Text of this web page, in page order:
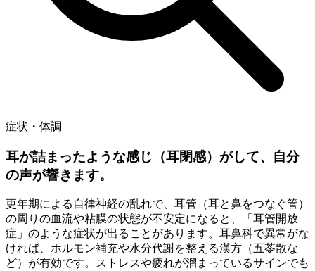
症状・体調
耳が詰まったような感じ（耳閉感）がして、自分
の声が響きます。
更年期による自律神経の乱れで、耳管（耳と鼻をつなぐ管）
の周りの血流や粘膜の状態が不安定になると、「耳管開放
症」のような症状が出ることがあります。耳鼻科で異常がな
ければ、ホルモン補充や水分代謝を整える漢方（五苓散な
ど）が有効です。ストレスや疲れが溜まっているサインでも